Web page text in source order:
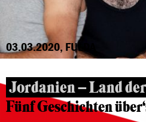
03.03.2020, FULDA
Jordanien – Land
Fünf Geschichten